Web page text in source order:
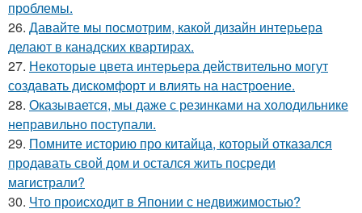
проблемы.
26. Давайте мы посмотрим, какой дизайн интерьера
делают в канадских квартирах.
27. Некоторые цвета интерьера действительно могут
создавать дискомфорт и влиять на настроение.
28. Оказывается, мы даже с резинками на холодильнике
неправильно поступали.
29. Помните историю про китайца, который отказался
продавать свой дом и остался жить посреди
магистрали?
30. Что происходит в Японии с недвижимостью?